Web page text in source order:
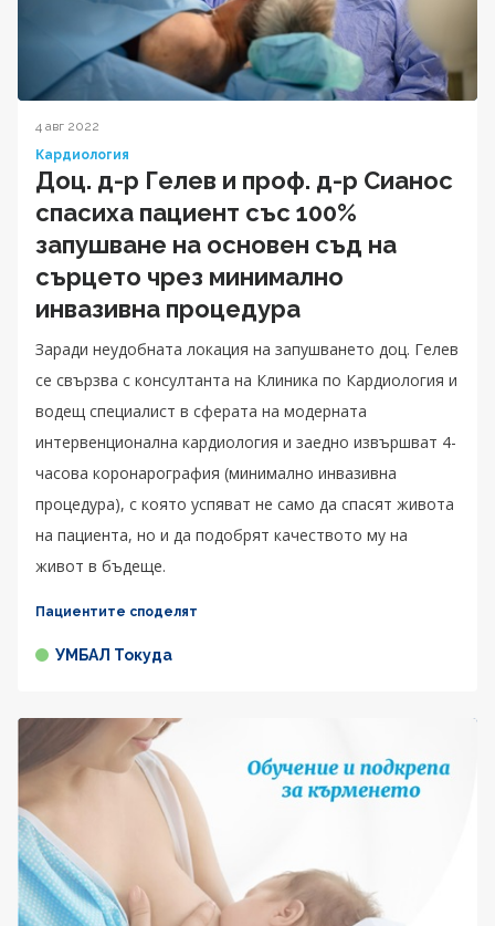
4 авг 2022
Кардиология
Доц. д-р Гелев и проф. д-р Сианос
спасиха пациент със 100%
запушване на основен съд на
сърцето чрез минимално
инвазивна процедура
Заради неудобната локация на запушването доц. Гелев
се свързва с консултанта на Клиника по Кардиология и
водещ специалист в сферата на модерната
интервенционална кардиология и заедно извършват 4-
часова коронарография (минимално инвазивна
процедура), с която успяват не само да спасят живота
на пациента, но и да подобрят качеството му на
живот в бъдеще.
Пациентите споделят
УМБАЛ Токуда